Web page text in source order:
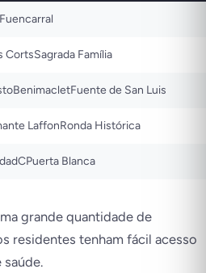
CortsSagrada Família
de San Luis
LaffonRonda Histórica
Blanca
grande quantidade de
residentes tenham fácil acesso